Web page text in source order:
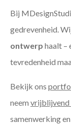
Bij
gedrevenheid.
ontwerp haalt –
tevredenheid
Bekijk ons
neem
samenwerking